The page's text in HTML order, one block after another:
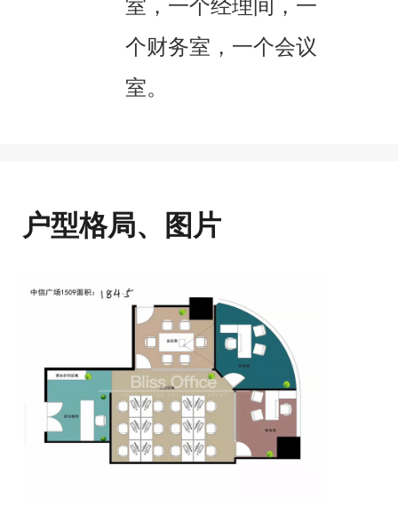
室，一个经理间，一
个财务室，一个会议
室。
户型格局、图片